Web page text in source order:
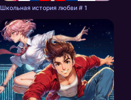
Школьная история любви # 1